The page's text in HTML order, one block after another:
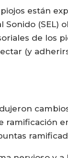
están
(SEL)
de los
(y